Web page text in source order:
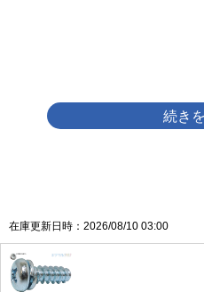
在庫更新日時：2026/08/10 03:00